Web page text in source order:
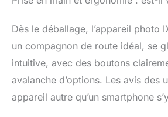
Dès le déballage, l’appareil photo
un compagnon de route idéal, se
intuitive, avec des boutons
avalanche d’options. Les avis des
appareil autre qu’un smartphone